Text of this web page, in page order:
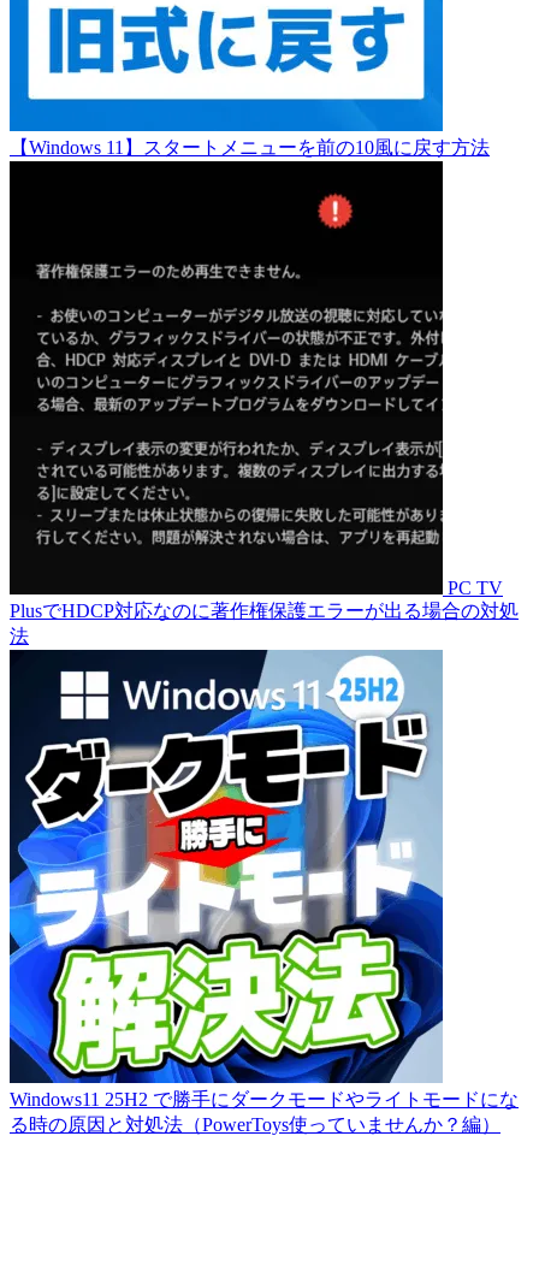
【Windows 11】スタートメニューを前の10風に戻す方法
PC TV
PlusでHDCP対応なのに著作権保護エラーが出る場合の対処
法
Windows11 25H2 で勝手にダークモードやライトモードにな
る時の原因と対処法（PowerToys使っていませんか？編）